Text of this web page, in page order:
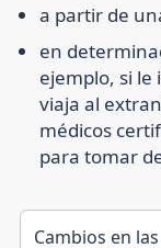
a partir de
en
ejemplo, si
viaja al
médicos
para tomar
Cambios en